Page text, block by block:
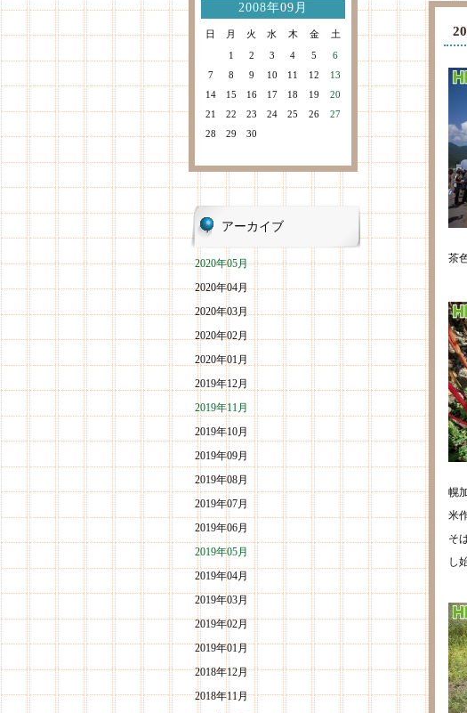
2008年09月
日 月 火 水 木 金
土
1
2 3 4 5
6
7
8 9 10 11 12
13
14
15 16 17 18 19
20
21
22 23 24 25 26
27
28
29 30
アーカイブ
2020年05月
2020年04月
2020年03月
2020年02月
2020年01月
2019年12月
2019年11月
2019年10月
2019年09月
2019年08月
2019年07月
2019年06月
2019年05月
2019年04月
2019年03月
2019年02月
2019年01月
2018年12月
2018年11月
茶
幌
米
そ
し